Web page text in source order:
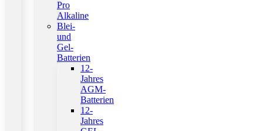
Pro
Alkaline
Blei-
und
Gel-
Batterien
12-
Jahres
AGM-
Batterien
12-
Jahres